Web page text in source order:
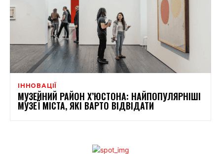
ІННОВАЦІЇ
МУЗЕЙНИЙ РАЙОН Х’ЮСТОНА: НАЙПОПУЛЯРНІШІ
МУЗЕЇ МІСТА, ЯКІ ВАРТО ВІДВІДАТИ